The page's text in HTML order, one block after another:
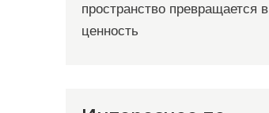
пространство превращается в
ценность